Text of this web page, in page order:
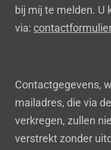
bij mij te melden. U
via:
Contactgegevens,
mailadres, die via
verkregen, zullen
verstrekt zonder